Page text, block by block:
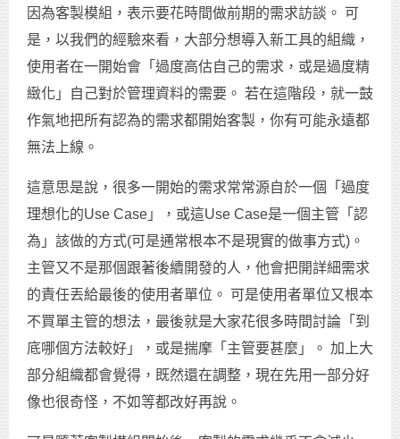
因為客製模組，表示要花時間做前期的需求訪談。 可
是，以我們的經驗來看，大部分想導入新工具的組織，
使用者在一開始會「過度高估自己的需求，或是過度精
緻化」自己對於管理資料的需要。 若在這階段，就一鼓
作氣地把所有認為的需求都開始客製，你有可能永遠都
無法上線。
這意思是說，很多一開始的需求常常源自於一個「過度
理想化的Use Case」，或這Use Case是一個主管「認
為」該做的方式(可是通常根本不是現實的做事方式)。
主管又不是那個跟著後續開發的人，他會把開詳細需求
的責任丟給最後的使用者單位。 可是使用者單位又根本
不買單主管的想法，最後就是大家花很多時間討論「到
底哪個方法較好」，或是揣摩「主管要甚麼」。 加上大
部分組織都會覺得，既然還在調整，現在先用一部分好
像也很奇怪，不如等都改好再說。